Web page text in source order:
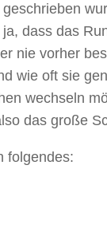
dass das
nie vorher
wie oft sie
wechseln
das große
folgendes: